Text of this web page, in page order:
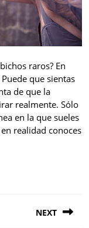
raros? En
que sientas
de que la
realmente. Sólo
en la que sueles
realidad conoces
NEXT